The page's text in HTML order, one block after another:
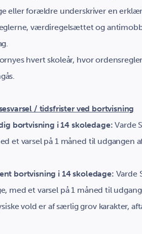
eller forældre underskriver en
værdiregelsættet og
hvert skoleår, hvor
/ tidsfrister ved bortvisning
bortvisning i 14 skoledage:Varde
et varsel på 1 måned til udgangen
bortvisning i 14 skoledage: Varde
med et varsel på 1 måned til
vold er af særlig grov karakter,